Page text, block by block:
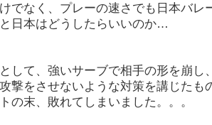
でなく、プレーの速さでも日本バレ
日本はどうしたらいいのか…
して、強いサーブで相手の形を崩し
撃をさせないような対策を講じたも
の末、敗れてしまいました。。。